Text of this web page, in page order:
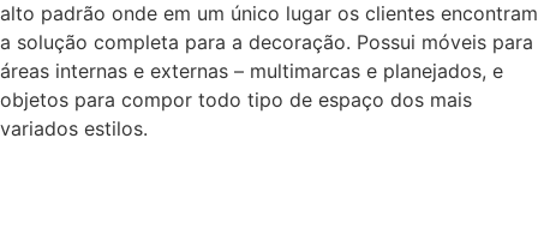
alto padrão onde em um único lugar os clientes encontram
a solução completa para a decoração. Possui móveis para
áreas internas e externas – multimarcas e planejados, e
objetos para compor todo tipo de espaço dos mais
variados estilos.